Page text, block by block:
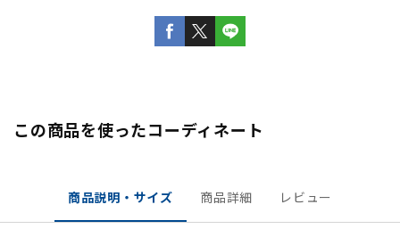
この商品を使ったコーディネート
商品説明・サイズ 商品詳細 レビュー